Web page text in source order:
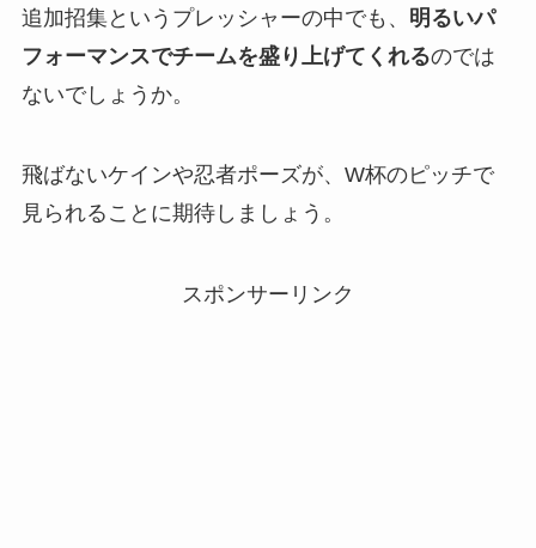
追加招集というプレッシャーの中でも、 明るいパ
フォーマンスでチームを盛り上げてくれるのでは
ないでしょうか。
飛ばないケインや忍者ポーズが、W杯のピッチで
見られることに期待しましょう。
スポンサーリンク